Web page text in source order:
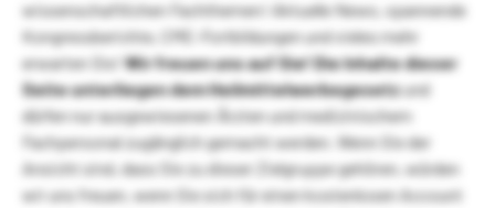
wissenschaftlichen Fachthemen! Aktuelle News, spannende
Kongressberichte, CME-Fortbildungen und vieles mehr
erwarten Sie!Wir freuen uns auf Sie!Die Inhalte dieser
Seite unterliegen dem Heilmittelwerbegesetzund
dürfen nur ausgewiesenen Ärzten und medizinischem
Fachpersonal zugänglich gemacht werden. Wenn Sie der
Ansicht sind, dass Sie zu dieser Zielgruppe gehören, würden
wir uns freuen, wenn Sie sich für einen kostenlosen Account